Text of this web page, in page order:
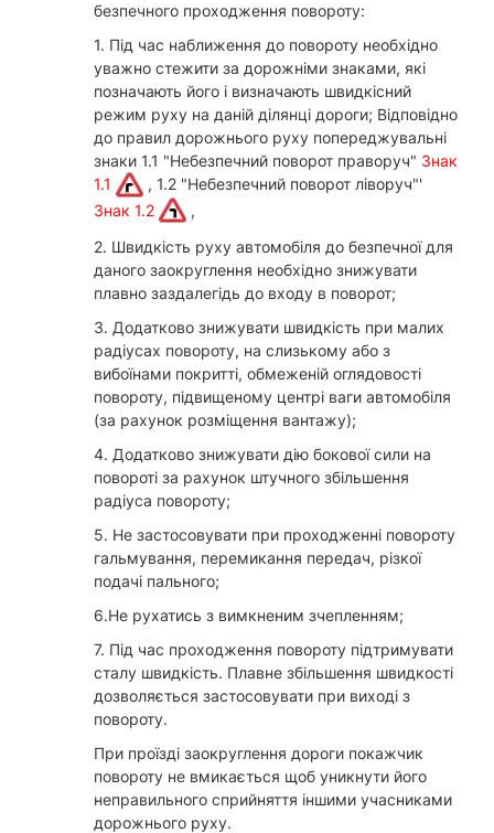
безпечного проходження повороту:
1. Під час наближення до повороту необхідно
уважно стежити за дорожніми знаками, які
позначають його і визначають швидкісний
режим руху на даній ділянці дороги; Відповідно
до правил дорожнього руху попереджувальні
знаки 1.1 "Небезпечний поворот праворуч" Знак
1.1
, 1.2 "Небезпечний поворот ліворуч"'
Знак 1.2
,
2. Швидкість руху автомобіля до безпечної для
даного заокруглення необхідно знижувати
плавно заздалегідь до входу в поворот;
3. Додатково знижувати швидкість при малих
радіусах повороту, на слизькому або з
вибоїнами покритті, обмеженій оглядовості
повороту, підвищеному центрі ваги автомобіля
(за рахунок розміщення вантажу);
4. Додатково знижувати дію бокової сили на
повороті за рахунок штучного збільшення
радіуса повороту;
5. Не застосовувати при проходженні повороту
гальмування, перемикання передач, різкої
подачі пального;
6.Не рухатись з вимкненим зчепленням;
7. Під час проходження повороту підтримувати
сталу швидкість. Плавне збільшення швидкості
дозволяється застосовувати при виході з
повороту.
При проїзді заокруглення дороги покажчик
повороту не вмикається щоб уникнути його
неправильного сприйняття іншими учасниками
дорожнього руху.